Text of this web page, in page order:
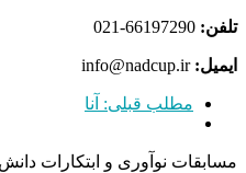
تلفن:
ایمیل: info@nadcup.ir
مطلب قبلی: آنا
مسابقات نوآوری و ابتکارات